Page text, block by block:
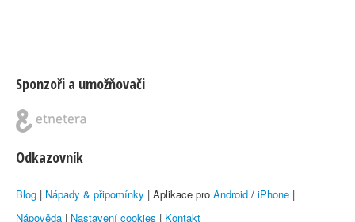
Sponzoři a umožňovači
Odkazovník
Blog | Nápady & připomínky | Aplikace pro Android / iPhone |
Nápověda | Nastavení cookies | Kontakt